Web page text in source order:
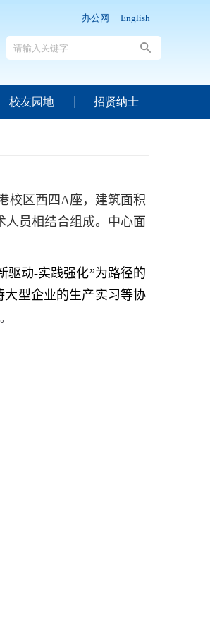
办公网 English
校友园地 招贤纳士
校区西四A座，建筑面积
人员相结合组成。中心面
驱动-实践强化”为路径的
型企业的生产实习等协
。